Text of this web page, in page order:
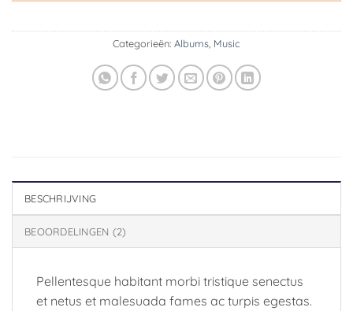
Categorieën: Albums Music
BESCHRIJVING
BEOORDELINGEN (2)
Pellentesque habitant morbi tristique senectus
et netus et malesuada fames ac turpis egestas.